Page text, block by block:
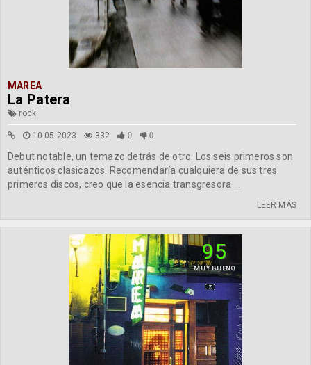
MAREA
La Patera
rock
10-05-2023 332 0 0
Debut notable, un temazo detrás de otro. Los seis primeros son
auténticos clasicazos. Recomendaría cualquiera de sus tres
primeros discos, creo que la esencia transgresora ...
LEER MÁS
95
MUY BUENO